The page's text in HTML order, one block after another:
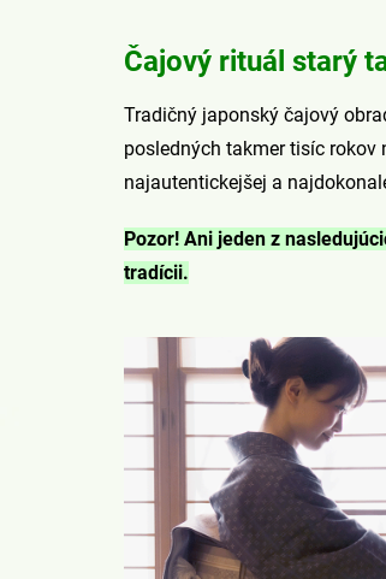
Čajový rituál starý
Tradičný japonský čajový
posledných takmer tisíc
najautentickejšej a
Pozor! Ani jeden z
tradícii.